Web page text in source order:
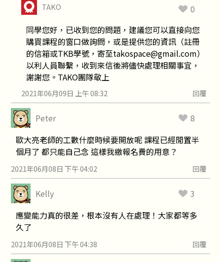
0
TAKO
同學您好，已收到您的問題，建議您可以直接向您
購買課程的窗口做詢問，或是提供您的資訊（註冊
的信箱或TKB學號，寄至takospace@gmail.com）
以利人員聯繫，收到來信後將儘快處理相關事宜，
謝謝您。TAKO團隊敬上
2021年06月09日 上午 08:32 回覆
Peter
8
歐大亮老師的工數什麼時候要開放呢 課程已經閒置半
個月了 都只能自己念 這樣我繳報名費的用意？
2021年06月08日 下午 04:02 回覆
Kelly
3
應變能力真的很差，根本沒有人在處理！大家都等多
久了
2021年06月08日 下午 04:38 回覆